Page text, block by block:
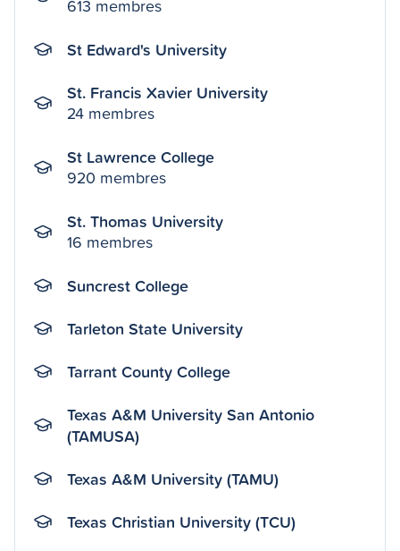
613 membres
St Edward's University
St. Francis Xavier University
24 membres
St Lawrence College
920 membres
St. Thomas University
16 membres
Suncrest College
Tarleton State University
Tarrant County College
Texas A&M University San Antonio
(TAMUSA)
Texas A&M University (TAMU)
Texas Christian University (TCU)